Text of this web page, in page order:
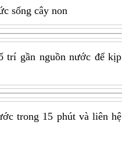
sống cây non
trí gần nguồn nước để kịp
trong 15 phút và liên hệ